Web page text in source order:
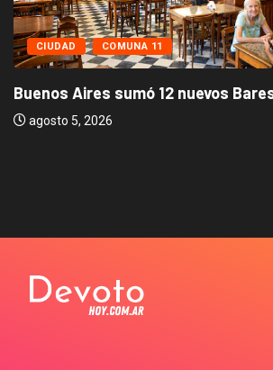
CIUDAD COMUNA 11
Buenos Aires sumó 12 nuevos
agosto 5, 2026